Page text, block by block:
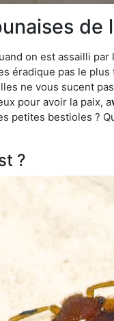
de
on est assailli
éradique pas le
ne vous sucent
pour avoir la paix, a
petites bestioles ?
?